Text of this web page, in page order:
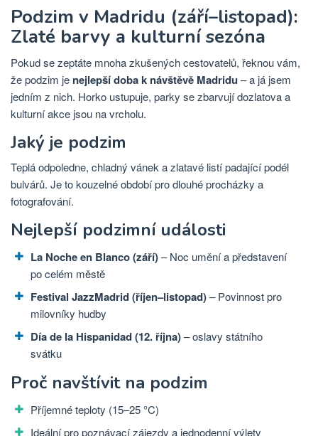
Podzim v Madridu (září–listopad):
Zlaté barvy a kulturní sezóna
Pokud se zeptáte mnoha zkušených cestovatelů, řeknou vám,
že podzim je nejlepší doba k návštěvě Madridu – a já jsem
jedním z nich. Horko ustupuje, parky se zbarvují dozlatova a
kulturní akce jsou na vrcholu.
Jaký je podzim
Teplá odpoledne, chladný vánek a zlatavé listí padající podél
bulvárů. Je to kouzelné období pro dlouhé procházky a
fotografování.
Nejlepší podzimní události
La Noche en Blanco (září)– Noc umění a představení
po celém městě
Festival JazzMadrid (říjen–listopad)– Povinnost pro
milovníky hudby
Día de la Hispanidad (12. října)– oslavy státního
svátku
Proč navštívit na podzim
Příjemné teploty (15–25 °C)
Ideální pro poznávací zájezdy a jednodenní výlety